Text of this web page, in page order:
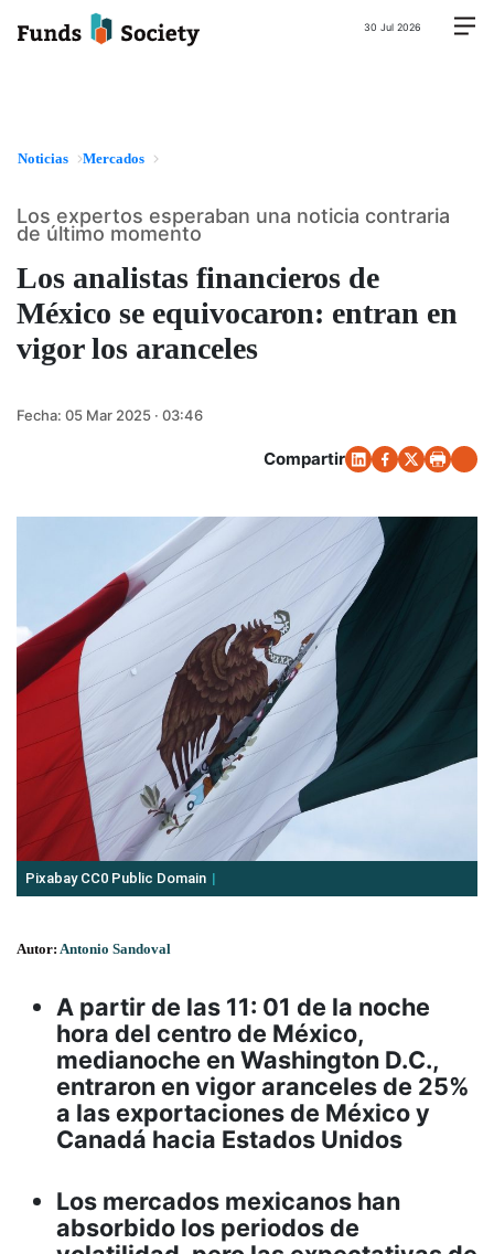
30 Jul 2026
Noticias Mercados
Los analistas financieros de
México se equivocaron: entran en
vigor los aranceles
Los expertos esperaban una noticia contraria
de último momento
Fecha: 05 Mar 2025 · 03:46
Compartir
Pixabay CC0 Public Domain
Autor: Antonio Sandoval
A partir de las 11: 01 de la noche
hora del centro de México,
medianoche en Washington D.C.,
entraron en vigor aranceles de 25%
a las exportaciones de México y
Canadá hacia Estados Unidos
Los mercados mexicanos han
absorbido los periodos de